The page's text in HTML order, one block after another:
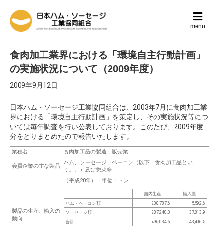
メ
ニ
menu
食肉加工業界における「環境自主行動計画」
の実施状況について（2009年度）
2009年9月12日
日本ハム・ソーセージ工業協同組合は、2003年7月に食肉加工業
界における「環境自主行動計画」を策定し、その実施状況等につ
いては毎年調査を行い公表しております。このたび、2009年度
分をとりまとめたので報告いたします。
業種名 食肉加工品の製造、販売業
会員企業の主な製品
ハム、ソーセージ、ベーコン（以下「食肉加工品とい
う」。）及び惣菜等
製品の生産、輸入の
動向
（平成20年） 単位：トン
国内生産
輸入量
ハム・ベーコン類
208,787.6 5,592.6
ソーセージ類
287,240.0 37,813.9
合計 496,034.6 43,406.5